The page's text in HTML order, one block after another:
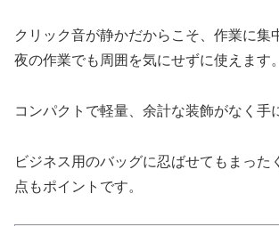
クリック音が静かだからこそ、作業に集
夜の作業でも周囲を気にせずに使えます。
コンパクトで軽量、余計な装飾がなく手
ビジネス用のバッグに忍ばせてもまった
点もポイントです。